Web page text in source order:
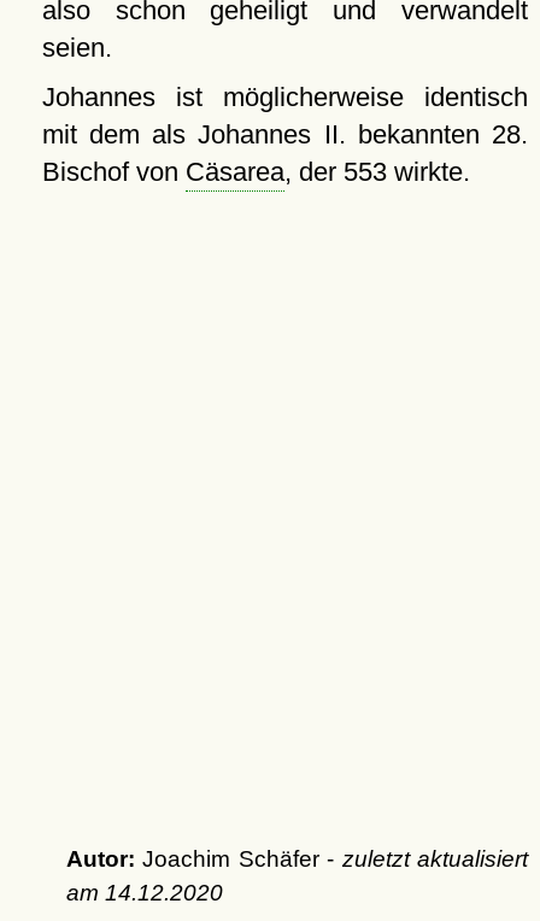
also schon geheiligt und verwandelt
seien.
Johannes ist möglicherweise identisch
mit dem als Johannes II. bekannten 28.
Bischof von Cäsarea, der 553 wirkte.
Autor: Joachim Schäfer - zuletzt aktualisiert
am 14.12.2020